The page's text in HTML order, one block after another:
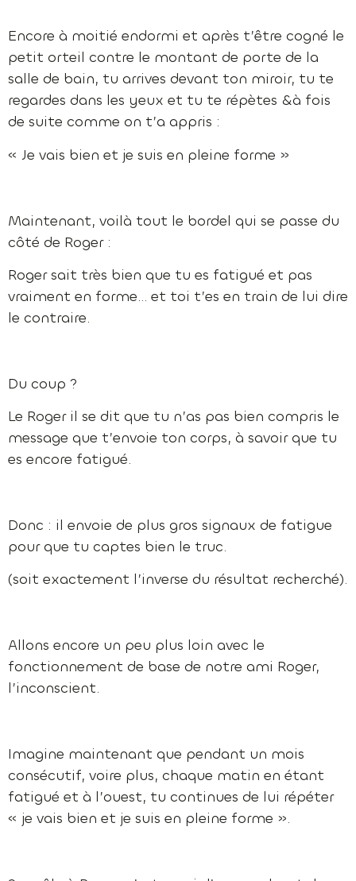
Encore à moitié endormi et après t’être cogné le
petit orteil contre le montant de porte de la
salle de bain, tu arrives devant ton miroir, tu te
regardes dans les yeux et tu te répètes &à fois
de suite comme on t’a appris :
« Je vais bien et je suis en pleine forme »
Maintenant, voilà tout le bordel qui se passe du
côté de Roger :
Roger sait très bien que tu es fatigué et pas
vraiment en forme… et toi t’es en train de lui dire
le contraire.
Du coup ?
Le Roger il se dit que tu n’as pas bien compris le
message que t’envoie ton corps, à savoir que tu
es encore fatigué.
Donc : il envoie de plus gros signaux de fatigue
pour que tu captes bien le truc.
(soit exactement l’inverse du résultat recherché).
Allons encore un peu plus loin avec le
fonctionnement de base de notre ami Roger,
l’inconscient.
Imagine maintenant que pendant un mois
consécutif, voire plus, chaque matin en étant
fatigué et à l’ouest, tu continues de lui répéter
« je vais bien et je suis en pleine forme ».